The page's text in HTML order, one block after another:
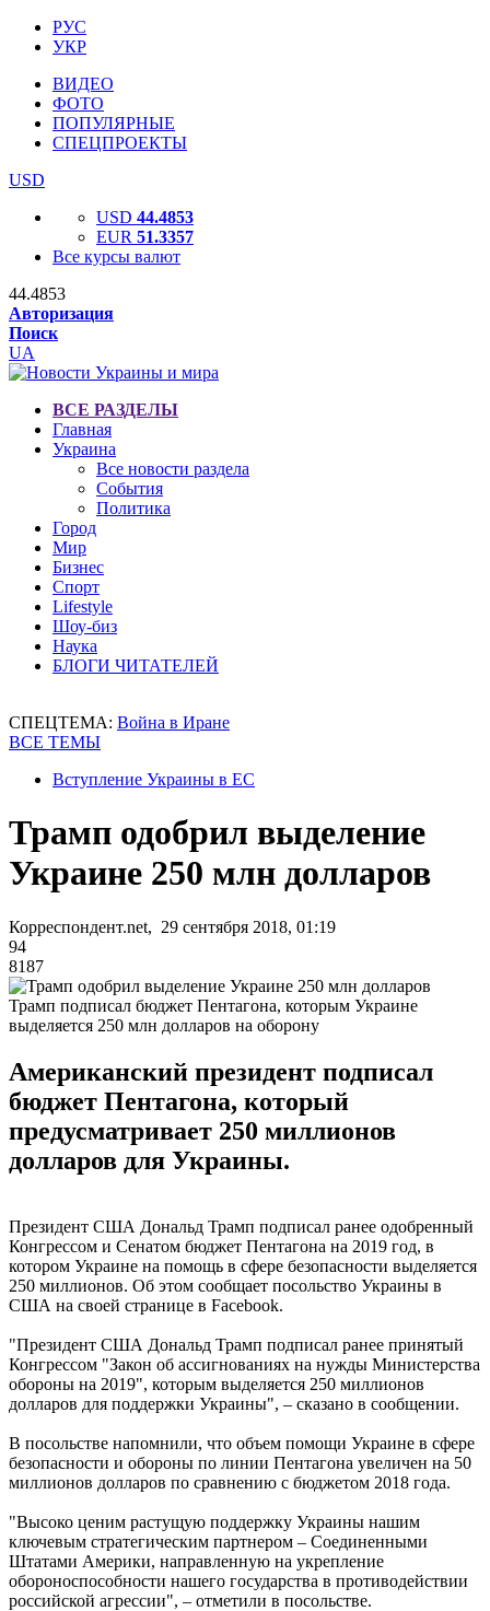
РУС
УКР
ВИДЕО
ФОТО
ПОПУЛЯРНЫЕ
СПЕЦПРОЕКТЫ
USD
USD 44.4853
EUR 51.3357
Все курсы валют
44.4853
Авторизация
Поиск
UA
ВСЕ РАЗДЕЛЫ
Главная
Украина
Все новости раздела
События
Политика
Город
Мир
Бизнес
Спорт
Lifestyle
Шоу-биз
Наука
БЛОГИ ЧИТАТЕЛЕЙ
СПЕЦТЕМА: Война в Иране
ВСЕ ТЕМЫ
Вступление Украины в ЕС
Трамп одобрил выделение
Украине 250 млн долларов
Корреспондент.net, 29 сентября 2018, 01:19
94
8187
Трамп подписал бюджет Пентагона, которым Украине
выделяется 250 млн долларов на оборону
Американский президент подписал
бюджет Пентагона, который
предусматривает 250 миллионов
долларов для Украины.
Президент США Дональд Трамп подписал ранее одобренный
Конгрессом и Сенатом бюджет Пентагона на 2019 год, в
котором Украине на помощь в сфере безопасности выделяется
250 миллионов. Об этом сообщает посольство Украины в
США на своей странице в Facebook.
"Президент США Дональд Трамп подписал ранее принятый
Конгрессом "Закон об ассигнованиях на нужды Министерства
обороны на 2019", которым выделяется 250 миллионов
долларов для поддержки Украины", – сказано в сообщении.
В посольстве напомнили, что объем помощи Украине в сфере
безопасности и обороны по линии Пентагона увеличен на 50
миллионов долларов по сравнению с бюджетом 2018 года.
"Высоко ценим растущую поддержку Украины нашим
ключевым стратегическим партнером – Соединенными
Штатами Америки, направленную на укрепление
обороноспособности нашего государства в противодействии
российской агрессии", – отметили в посольстве.